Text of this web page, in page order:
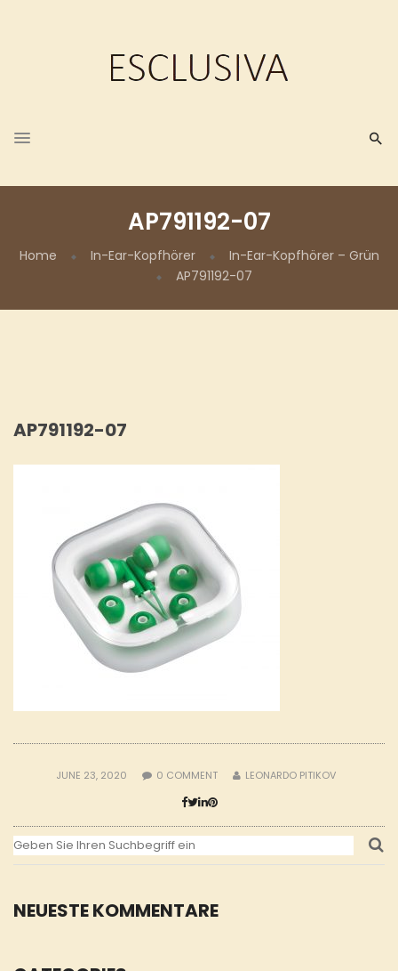
AP791192-07
Home In-Ear-Kopfhörer
In-Ear-Kopfhörer – Grün
AP791192-07
NEUESTE KOMMENTARE
AP791192-07
JUNE 23, 2020 0 COMMENT LEONARDO PITIKOV